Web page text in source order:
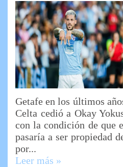
Getafe en los últimos
Celta cedió a Okay
con la condición de que
pasaría a ser propiedad
por...
Leer más »